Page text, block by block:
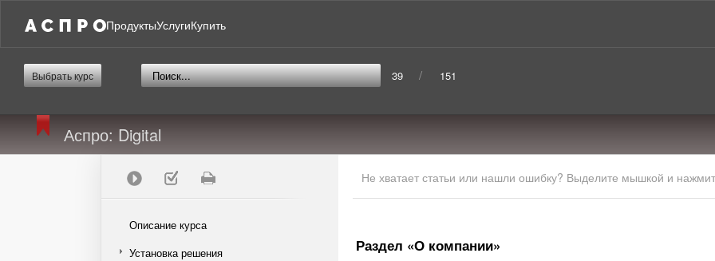
ПродуктыУслугиКупить
Выбрать курс 39 / 151
Аспро: Digital
Описание курса
Установка решения
Не хватает статьи или нашли ошибку? Выделите мышкой и
Раздел «О компании»